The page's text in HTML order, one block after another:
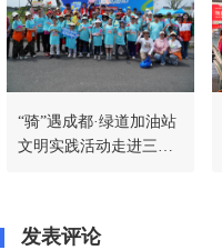
“骑”遇成都·绿道加油站
文明实践活动走进三河
发表评论